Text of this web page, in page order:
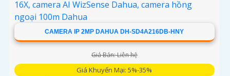
CAMERA IP 2MP DAHUA DH-SD4A216DB-HNY
Giá Bán: Liên hệ
Giá Khuyến Mại: 5%-35%